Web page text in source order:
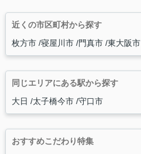
近くの市区町村から探す
枚方市 寝屋川市 門真市 東大阪市
同じエリアにある駅から探す
大日
太子橋今市 守口市
おすすめこだわり特集